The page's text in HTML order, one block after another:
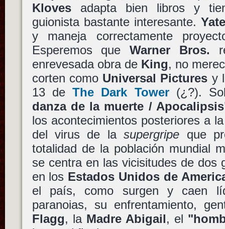
Klovesadapta bien libros y
guionista bastante interesante.
y maneja correctamente
Esperemos queWarner Bros.
enrevesada obra de King, no
corten como Universal Pictures y
13 deThe Dark Tower(¿?).
danza de la muerte /
los acontecimientos posteriores a
del virus de lasupergripe que
totalidad de la población mundial
se centra en las vicisitudes de dos
en los Estados Unidos de
el país, como surgen y caen
paranoias, su enfrentamiento,
Flagg, la Madre Abigail, el